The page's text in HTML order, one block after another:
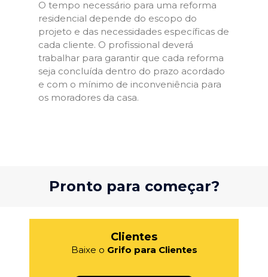
O tempo necessário para uma reforma
residencial depende do escopo do
projeto e das necessidades específicas de
cada cliente. O profissional deverá
trabalhar para garantir que cada reforma
seja concluída dentro do prazo acordado
e com o mínimo de inconveniência para
os moradores da casa.
Pronto para começar?
Clientes
Baixe o Grifo para Clientes